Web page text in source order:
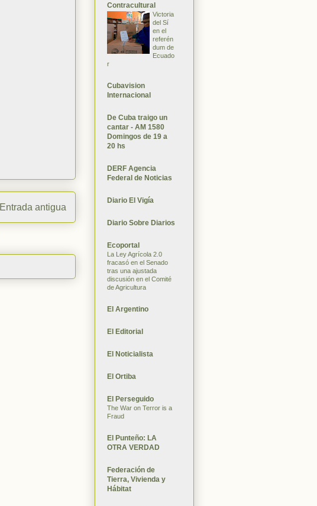
Entrada antigua
Contracultural
Victoria
del Sí
en el
referén
dum de
Ecuado
r
Cubavision
Internacional
De Cuba traigo un
cantar - AM 1580
Domingos de 19 a
20 hs
DERF Agencia
Federal de Noticias
Diario El Vigía
Diario Sobre Diarios
Ecoportal
La Ley Agrícola 2.0
fracasó en el Senado
tras una ajustada
discusión en el Comité
de Agricultura
El Argentino
El Editorial
El Noticialista
El Ortiba
El Perseguido
The War on Terror is a
Fraud
El Punteño: LA
OTRA VERDAD
Federación de
Tierra, Vivienda y
Hábitat